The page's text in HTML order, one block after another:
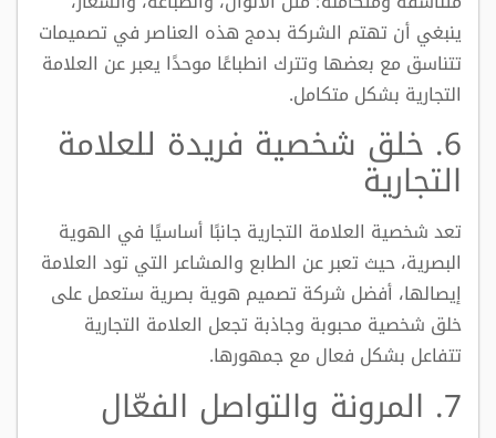
ينبغي أن تهتم الشركة بدمج هذه العناصر في تصميمات
تتناسق مع بعضها وتترك انطباعًا موحدًا يعبر عن العلامة
التجارية بشكل متكامل.
6. خلق شخصية فريدة للعلامة
التجارية
تعد شخصية العلامة التجارية جانبًا أساسيًا في الهوية
البصرية، حيث تعبر عن الطابع والمشاعر التي تود العلامة
إيصالها، أفضل شركة تصميم هوية بصرية ستعمل على
خلق شخصية محبوبة وجاذبة تجعل العلامة التجارية
تتفاعل بشكل فعال مع جمهورها.
7. المرونة والتواصل الفعّال